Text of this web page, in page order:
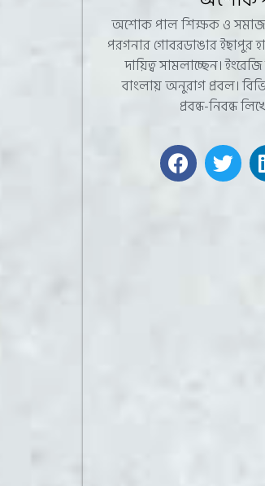
অশোক পাল শিক্ষক ও
পরগনার গোবরডাঙার ইছাপুর
দায়িত্ব সামলাচ্ছেন।
বাংলায় অনুরাগ প্রবল।
প্রবন্ধ-নিবন্ধ